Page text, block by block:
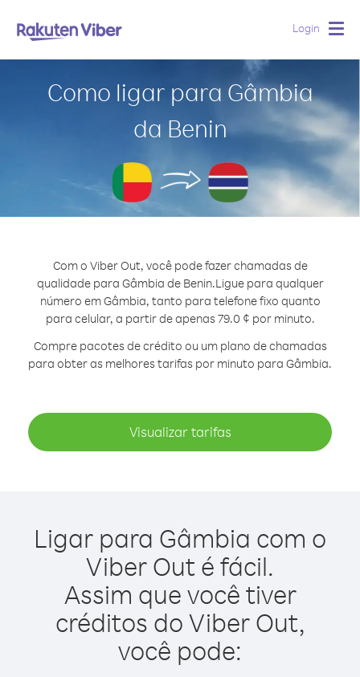
Login
Como ligar para Gâmbia
da Benin
Com o Viber Out, você pode fazer chamadas de
qualidade para Gâmbia de Benin.Ligue para qualquer
número em Gâmbia, tanto para telefone fixo quanto
para celular, a partir de apenas 79.0 ¢ por minuto.
Compre pacotes de crédito ou um plano de chamadas
para obter as melhores tarifas por minuto para Gâmbia.
Visualizar tarifas
Ligar para Gâmbia com o
Viber Out é fácil.
Assim que você tiver
créditos do Viber Out,
você pode: